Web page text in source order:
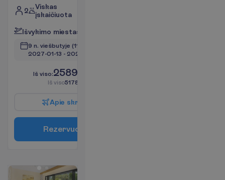
2
Viskas
įskaičiuota
Išvykimo miestas
9 n. viešbutyje (11 n. iš viso)
2027-01-13 - 2027-01-23
Iš viso:2589.00
Iš viso5178.00
Apie skr
Rezervuo